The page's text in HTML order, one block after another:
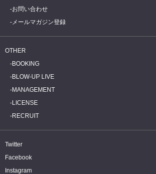
お問い合わせ
メールマガジン登録
OTHER
BOOKING
BLOW-UP LIVE
MANAGEMENT
LICENSE
RECRUIT
Twitter
Facebook
Instagram